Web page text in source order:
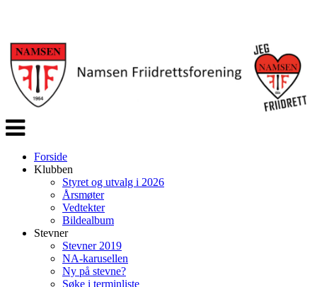
Veksle
navigasjon
Forside
Klubben
Styret og utvalg i 2026
Årsmøter
Vedtekter
Bildealbum
Stevner
Stevner 2019
NA-karusellen
Ny på stevne?
Søke i terminliste